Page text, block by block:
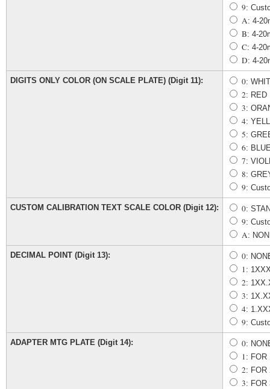
9:
A: 4-
B: 4-
C: 4-
D: 4-
DIGITS ONLY COLOR (ON SCALE PLATE) (Digit 11): 0:
2: RED
3:
4:
5:
6:
7:
8:
9:
CUSTOM CALIBRATION TEXT SCALE COLOR (Digit 12): 0:
9:
A:
DECIMAL POINT (Digit 13): 0:
1 :
2:
3:
4:
9:
ADAPTER MTG PLATE (Digit 14): 0:
1 : FOR
2: FOR
3: FOR